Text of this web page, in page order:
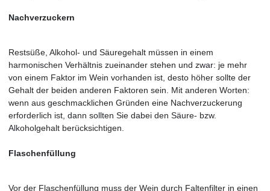
Nachverzuckern
Restsüße, Alkohol- und Säuregehalt müssen in einem
harmonischen Verhältnis zueinander stehen und zwar: je mehr
von einem Faktor im Wein vorhanden ist, desto höher sollte der
Gehalt der beiden anderen Faktoren sein. Mit anderen Worten:
wenn aus geschmacklichen Gründen eine Nachverzuckerung
erforderlich ist, dann sollten Sie dabei den Säure- bzw.
Alkoholgehalt berücksichtigen.
Flaschenfüllung
Vor der Flaschenfüllung muss der Wein durch Faltenfilter in einen